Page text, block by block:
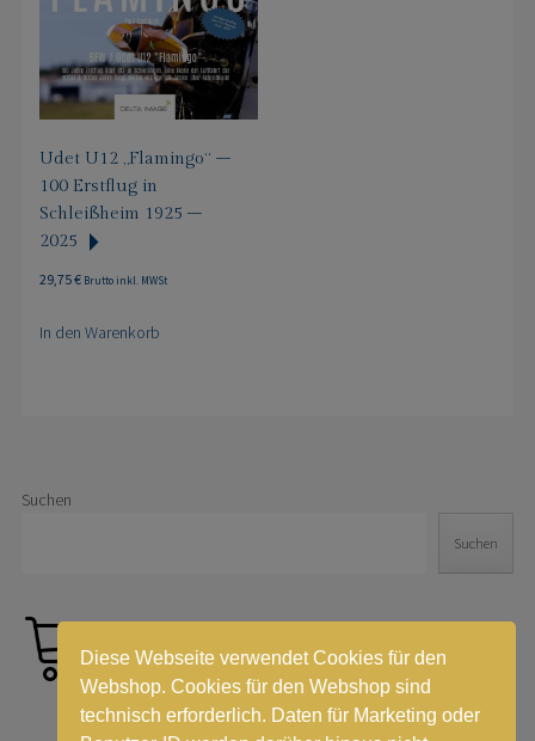
Udet U12 „Flamingo“ –
100 Erstflug in
Schleißheim 1925 –
2025
29,75€ Brutto inkl. MWSt
In den Warenkorb
Suchen
Suchen
Diese Webseite verwendet Cookies für den
Webshop. Cookies für den Webshop sind
technisch erforderlich. Daten für Marketing oder